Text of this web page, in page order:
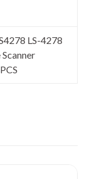
LS-4278